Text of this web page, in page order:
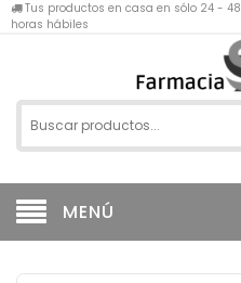
Tus productos en casa en sólo 24 - 48
horas hábiles
MENÚ